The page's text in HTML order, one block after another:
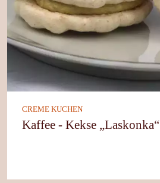
CREME KUCHEN
Kaffee - Kekse „Laskonka“